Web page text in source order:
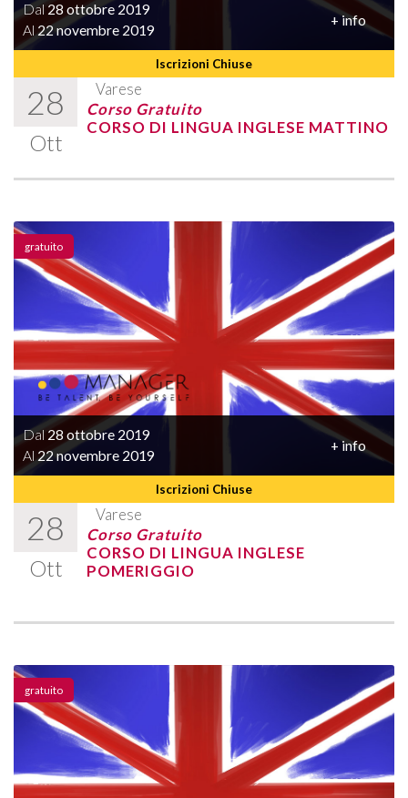
Iscrizioni Chiuse
Dal 28 ottobre 2019
Al22 novembre 2019
+ info
28
Ott
Varese
Corso Gratuito
CORSO DI LINGUA INGLESE MATTINO
Iscrizioni Chiuse
Dal 28 ottobre 2019
Al22 novembre 2019
+ info
28
Ott
Varese
gratuito
Corso Gratuito
CORSO DI LINGUA INGLESE
POMERIGGIO
gratuito